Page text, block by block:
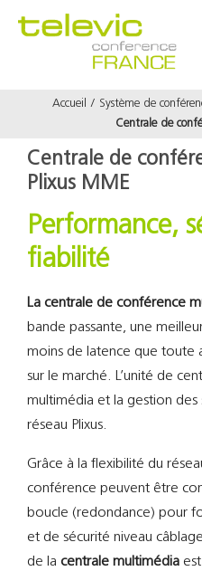
Accueil Système de
Centrale de
Centrale de
Plixus MME
Performance,
fiabilité
La centrale de conférence
bande passante, une
moins de latence que toute
sur le marché. L’unité de
multimédia et la gestion des
réseau Plixus.
Grâce à la flexibilité du
conférence peuvent être
boucle (redondance) pour
et de sécurité niveau
de la centrale multimédia